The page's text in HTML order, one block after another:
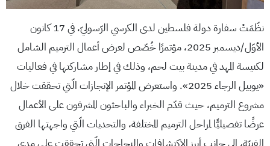
نظّمَتْ سفارة دولة فلسطين لدى الكرسي الرّسوليّ، في 17 كانون
الأوّل/ديسمبر 2025، مؤتمرًا خُصّص لعرض أعمال الترميم الشامل
لكنيسة المهد في مدينة بيت لحم، وذلك في إطار مشاركتها في فعاليات
«يوبيل الرجاء 2025». واستعرض المؤتمر الإنجازات الّتي تحققت خلال
مشروع الترميم، حيث قدّم الخبراء والباحثون المشرفون على الأعمال
عرضًا تفصيليًّا لمراحل الترميم المختلفة، والتحديات الّتي واجهتها الفرق